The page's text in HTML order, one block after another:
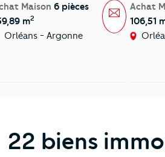
Maison 6 pièces
m2
Orléans - Argonne
Message
Achat
106,51
22 biens